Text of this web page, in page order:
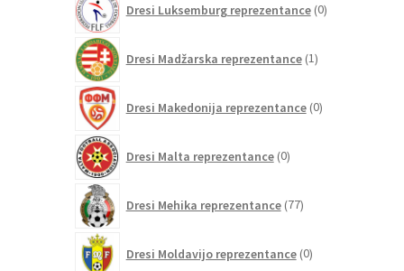
Dresi Luksemburg reprezentance 0izdelkov
Dresi Madžarska reprezentance 1izdelek
Dresi Makedonija reprezentance 0izdelkov
Dresi Malta reprezentance 0izdelkov
Dresi Mehika reprezentance 77izdelkov
Dresi Moldavijo reprezentance 0izdelkov